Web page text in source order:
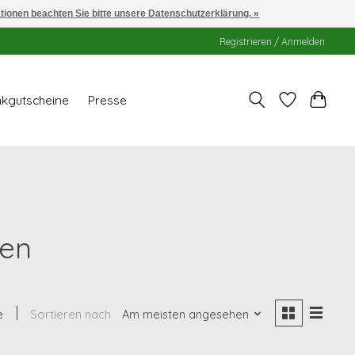
Registrieren / Anmelden
Presse
Sortieren nach Am meisten angesehen
beachten Sie bitte unsere Datenschutzerklärung. »